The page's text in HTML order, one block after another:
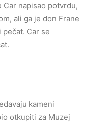
Car napisao potvrdu,
ali ga je don Frane
Car se
kameni
otkupiti za Muzej